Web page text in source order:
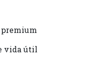
vida útil